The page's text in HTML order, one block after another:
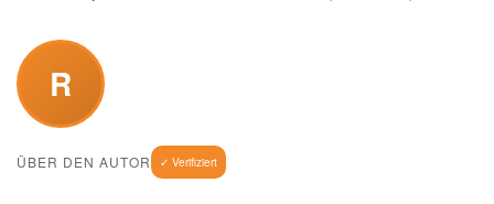
R
ÜBER DEN AUTOR ✓ Verifiziert